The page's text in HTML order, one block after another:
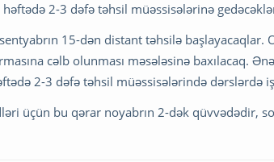
2-3 dəfə təhsil müəssisələrinə
15-dən distant təhsilə başlayacaqlar.
cəlb olunması məsələsinə baxılacaq.
2-3 dəfə təhsil müəssisələrində dərslərdə
üçün bu qərar noyabrın 2-dək qüvvədədir,